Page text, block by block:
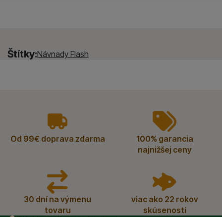
Štítky:Návnady Flash
vyhody
Od 99€ doprava zdarma
100% garancia
najnižšej ceny
30 dní na výmenu
tovaru
viac ako 22 rokov
skúseností